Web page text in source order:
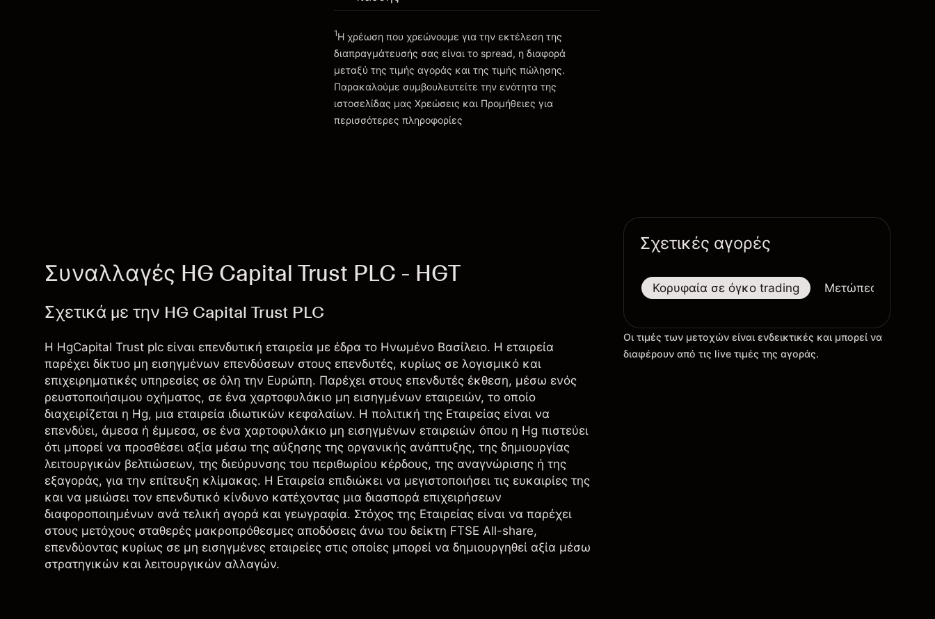
Πηγαίνετε στην πλατφόρμα
Χρεώσεις και Τέλη
1Η χρέωση που χρεώνουμε για την εκτέλεση της
διαπραγμάτευσής σας είναι το spread, η διαφορά
μεταξύ της τιμής αγοράς και της τιμής πώλησης.
Παρακαλούμε συμβουλευτείτε την ενότητα της
ιστοσελίδας μας Χρεώσεις και Προμήθειες για
περισσότερες πληροφορίες
Συναλλαγές HG Capital Trust PLC - HGT
Σχετικά με την HG Capital Trust PLC
Η HgCapital Trust plc είναι επενδυτική εταιρεία με έδρα το Ηνωμένο Βασίλειο. Η εταιρεία
παρέχει δίκτυο μη εισηγμένων επενδύσεων στους επενδυτές, κυρίως σε λογισμικό και
επιχειρηματικές υπηρεσίες σε όλη την Ευρώπη. Παρέχει στους επενδυτές έκθεση, μέσω ενός
ρευστοποιήσιμου οχήματος, σε ένα χαρτοφυλάκιο μη εισηγμένων εταιρειών, το οποίο
διαχειρίζεται η Hg, μια εταιρεία ιδιωτικών κεφαλαίων. Η πολιτική της Εταιρείας είναι να
επενδύει, άμεσα ή έμμεσα, σε ένα χαρτοφυλάκιο μη εισηγμένων εταιρειών όπου η Hg πιστεύει
ότι μπορεί να προσθέσει αξία μέσω της αύξησης της οργανικής ανάπτυξης, της δημιουργίας
λειτουργικών βελτιώσεων, της διεύρυνσης του περιθωρίου κέρδους, της αναγνώρισης ή της
εξαγοράς, για την επίτευξη κλίμακας. Η Εταιρεία επιδιώκει να μεγιστοποιήσει τις ευκαιρίες της
και να μειώσει τον επενδυτικό κίνδυνο κατέχοντας μια διασπορά επιχειρήσεων
διαφοροποιημένων ανά τελική αγορά και γεωγραφία. Στόχος της Εταιρείας είναι να παρέχει
στους μετόχους σταθερές μακροπρόθεσμες αποδόσεις άνω του δείκτη FTSE All-share,
επενδύοντας κυρίως σε μη εισηγμένες εταιρείες στις οποίες μπορεί να δημιουργηθεί αξία μέσω
στρατηγικών και λειτουργικών αλλαγών.
Σχετικές αγορές
Κορυφαία σε όγκο trading Μετώπες
Οι τιμές των μετοχών είναι ενδεικτικές και μπορεί να
διαφέρουν από τις live τιμές της αγοράς.